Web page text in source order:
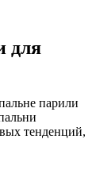
для
парили
тенденций,